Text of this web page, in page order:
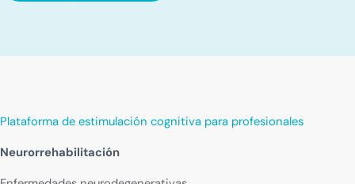
Plataforma de estimulación cognitiva para profesionales
Neurorrehabilitación